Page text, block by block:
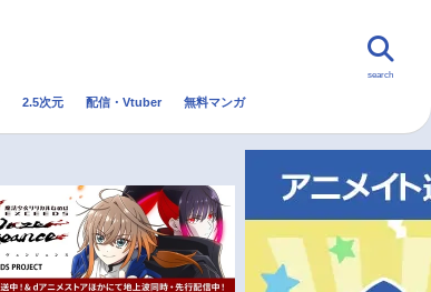
トレンド 無料マンガ
秋アニメ
search
2.5次元 配信・Vtuber 無料マンガ